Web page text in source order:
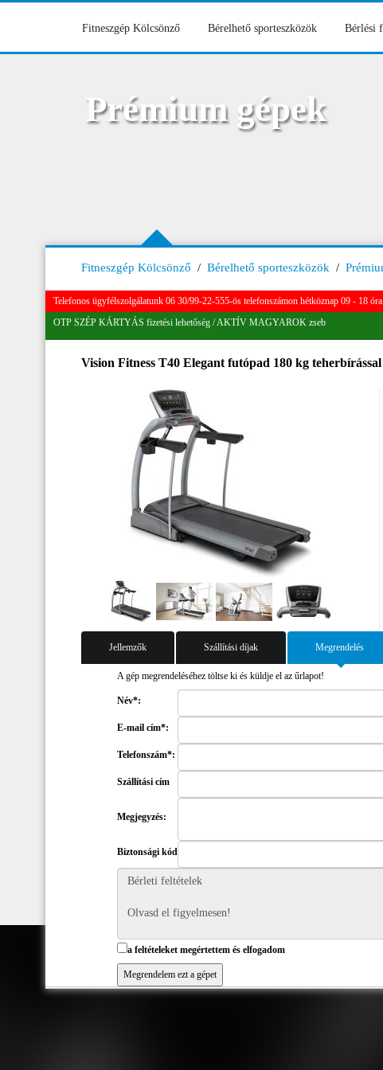
Fitneszgép Kölcsönző Bérelhető sporteszközök Bérlési
Prémium gépek
Fitneszgép Kölcsönző / Bérelhető sporteszközök /
Telefonos ügyfélszolgálatunk 06 30/99-22-555-ös telefonszámon hétköznap 09 - 18
OTP SZÉP KÁRTYÁS fizetési lehetőség / AKTÍV MAGYAROK zseb
Vision Fitness T40 Elegant futópad 180 kg teherbírással
Jellemzők Szállítási díjak Megrendelés
A gép megrendeléséhez töltse ki és küldje el az űrlapot!
Név*:
E-mail cím*:
Telefonszám*:
Szállítási cím
Megjegyzés:
Biztonsági kód
a feltételeket megértettem és elfogadom